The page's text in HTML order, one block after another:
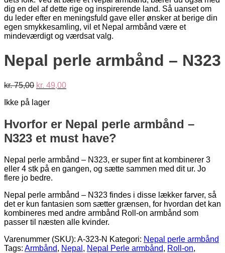
Nepal perle armbånd – N323
kr.75,00 Den
pris
kr. 75,00.
kr. 49,00Den
kr. 49,00.
Ikke på lager
Hvorfor er Nepal perle armbånd –
N323 et must have?
Nepal perle armbånd – N323, er super fint at kombinerer 3
eller 4 stk på en gangen, og sætte sammen med dit ur. Jo
flere jo bedre.
Nepal perle armbånd – N323 findes i disse lækker farver, så
det er kun fantasien som sætter grænsen, for hvordan det kan
kombineres med andre armbånd Roll-on armbånd som
passer til næsten alle kvinder.
Varenummer (SKU): A-323-N Kategori: Nepal perle armbånd
Tags: Armbånd, Nepal , Nepal Perle armbånd, Roll-on,